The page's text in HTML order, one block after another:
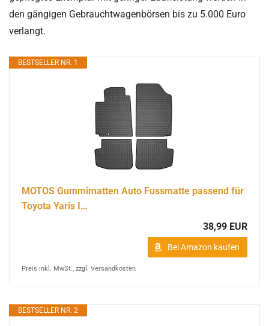
den gängigen Gebrauchtwagenbörsen bis zu 5.000 Euro
verlangt.
BESTSELLER NR. 1
MOTOS Gummimatten Auto Fussmatte passend für
Toyota Yaris I…
38,99 EUR
Bei Amazon kaufen
Preis inkl. MwSt., zzgl. Versandkosten
BESTSELLER NR. 2